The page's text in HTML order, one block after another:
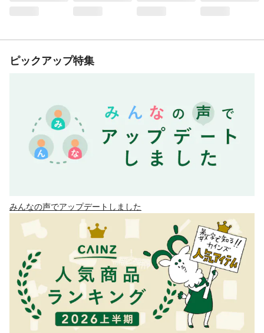
ピックアップ特集
みんなの声でアップデートしました